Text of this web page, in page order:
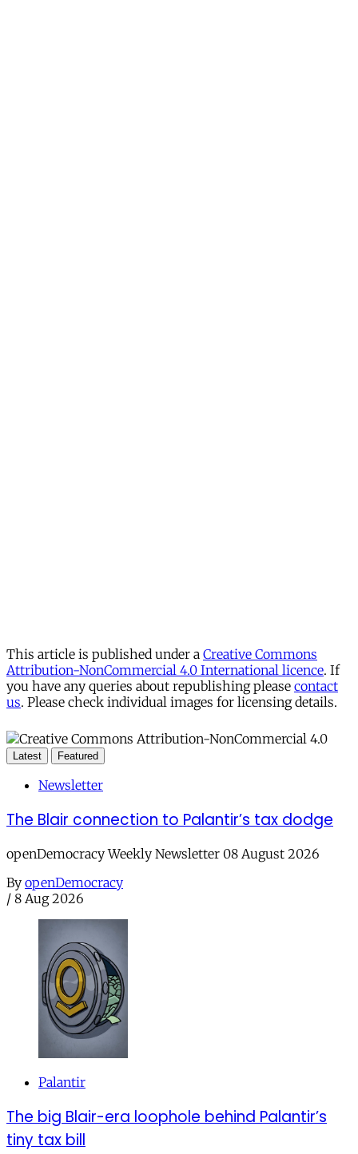
This article is published under a Creative Commons
Attribution-NonCommercial 4.0 International licence. If
you have any queries about republishing please contact
us. Please check individual images for licensing details.
Latest Featured
Newsletter
The Blair connection to Palantir’s tax dodge
openDemocracy Weekly Newsletter 08 August 2026
By openDemocracy
/ 8 Aug 2026
Palantir
The big Blair-era loophole behind Palantir’s
tiny tax bill